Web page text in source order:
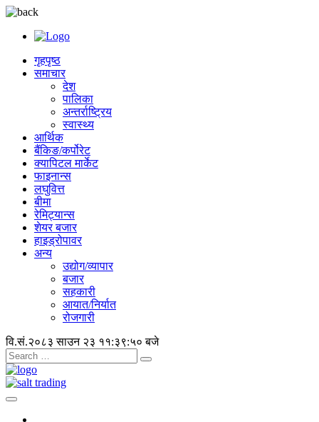
गृहपृष्ठ
समाचार
देश
पालिका
अन्तर्राष्ट्रिय
स्वास्थ्य
आर्थिक
बैंकिङ/कर्पोरेट
क्यापिटल मार्केट
फाइनान्स
लघुवित्त
बीमा
रेमिट्यान्स
शेयर बजार
हाइड्रोपावर
अन्य
उद्योग/व्यापार
बजार
सहकारी
आयात/निर्यात
रोजगारी
वि.सं.२०८३ साउन २३ ११:३९:५० बजे